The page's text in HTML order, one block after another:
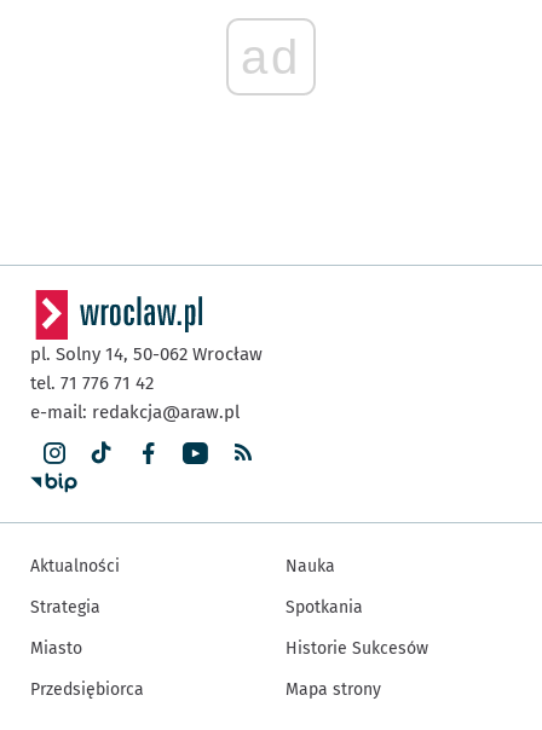
ad
pl. Solny 14, 50-062 Wrocław
tel. 71 776 71 42
e-mail: redakcja@araw.pl
Aktualności
Strategia
Miasto
Przedsiębiorca
Nauka
Spotkania
Historie Sukcesów
Mapa strony